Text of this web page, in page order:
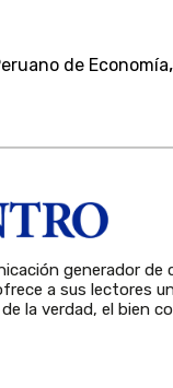
de Economía,
generador
a sus lectores
la verdad, el bien